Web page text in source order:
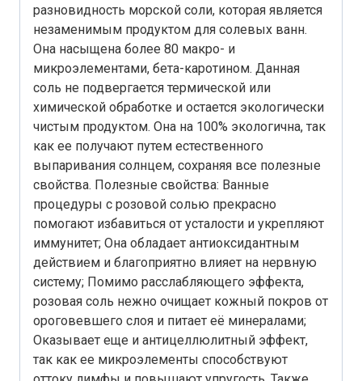
разновидность морской соли, которая является
незаменимым продуктом для солевых ванн.
Она насыщена более 80 макро- и
микроэлементами, бета-каротином. Данная
соль не подвергается термической или
химической обработке и остается экологически
чистым продуктом. Она на 100% экологична, так
как ее получают путем естественного
выпаривания солнцем, сохраняя все полезные
свойства. Полезные свойства: Ванные
процедуры с розовой солью прекрасно
помогают избавиться от усталости и укрепляют
иммунитет; Она обладает антиоксидантным
действием и благоприятно влияет на нервную
систему; Помимо расслабляющего эффекта,
розовая соль нежно очищает кожный покров от
ороговевшего слоя и питает её минералами;
Оказывает еще и антицеллюлитный эффект,
так как ее микроэлементы способствуют